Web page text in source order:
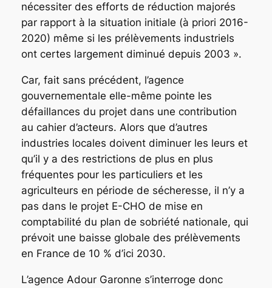
nécessiter des efforts de réduction majorés
par rapport à la situation initiale (à priori 2016-
2020) même si les prélèvements industriels
ont certes largement diminué depuis 2003 ».
Car, fait sans précédent, l’agence
gouvernementale elle-même pointe les
défaillances du projet dans une contribution
au cahier d’acteurs. Alors que d’autres
industries locales doivent diminuer les leurs et
qu’il y a des restrictions de plus en plus
fréquentes pour les particuliers et les
agriculteurs en période de sécheresse, il n’y a
pas dans le projet E-CHO de mise en
comptabilité du plan de sobriété nationale, qui
prévoit une baisse globale des prélèvements
en France de 10 % d’ici 2030.
L’agence Adour Garonne s’interroge donc